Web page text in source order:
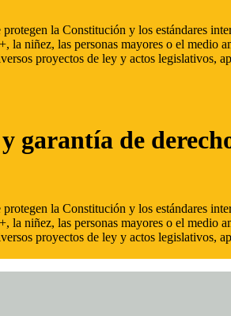
la Constitución y los estándares
niñez, las personas mayores o el medio
proyectos de ley y actos legislativos,
garantía de
la Constitución y los estándares
niñez, las personas mayores o el medio
proyectos de ley y actos legislativos,